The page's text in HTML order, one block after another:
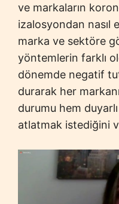
ve markaların
izalosyondan nasıl
marka ve sektöre
yöntemlerin farklı
dönemde negatif
durarak her
durumu hem
atlatmak istediğini